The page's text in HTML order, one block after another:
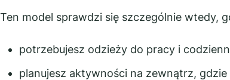
Ten model sprawdzi się szczególnie wtedy,
potrzebujesz odzieży do pracy i
planujesz aktywności na zewnątrz,